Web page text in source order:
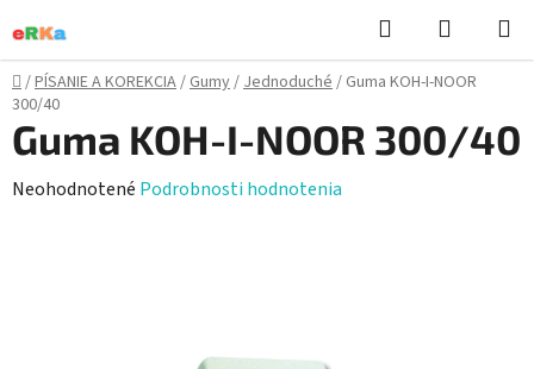
na
obsah
Hľadať
KOŠÍK
Domov
/PÍSANIE A KOREKCIA/Gumy/Jednoduché/ Guma KOH-I-NOOR
300/40
Guma KOH-I-NOOR 300/40
Priemerné
Neohodnotené Podrobnosti hodnotenia